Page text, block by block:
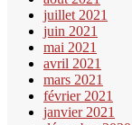
juillet 2021
juin 2021
mai 2021
avril 2021
mars 2021
février 2021
janvier 2021